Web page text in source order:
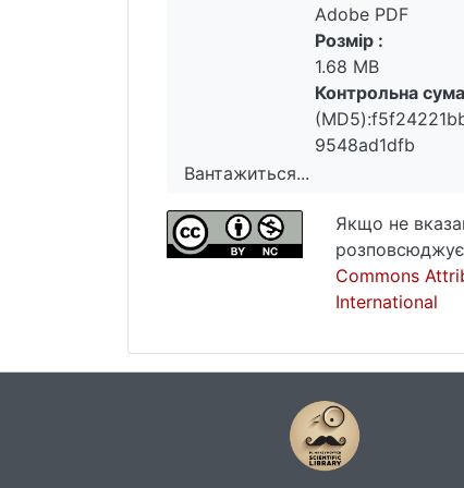
Вантажиться...
Вантажиться...
Adobe PDF
Розмір :
1.68 MB
Контрольна
9548ad1dfb
Якщо не
Commons
International